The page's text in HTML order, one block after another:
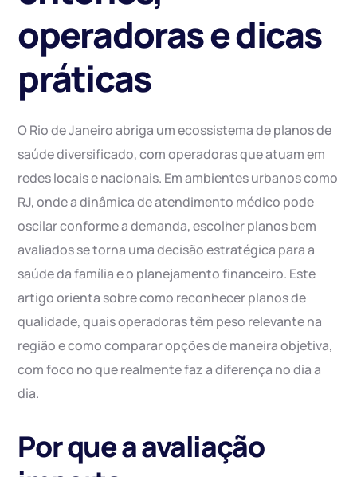
operadoras e dicas
práticas
O Rio de Janeiro abriga um ecossistema de planos de
saúde diversificado, com operadoras que atuam em
redes locais e nacionais. Em ambientes urbanos como
RJ, onde a dinâmica de atendimento médico pode
oscilar conforme a demanda, escolher planos bem
avaliados se torna uma decisão estratégica para a
saúde da família e o planejamento financeiro. Este
artigo orienta sobre como reconhecer planos de
qualidade, quais operadoras têm peso relevante na
região e como comparar opções de maneira objetiva,
com foco no que realmente faz a diferença no dia a
dia.
Por que a avaliação